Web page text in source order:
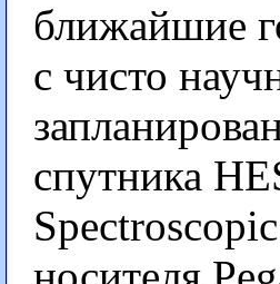
ближайшие
с чисто
спутника